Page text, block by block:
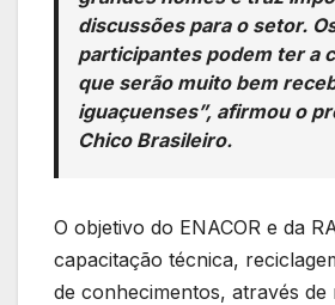
discussões para o setor.
participantes podem ter a
que serão muito bem
iguaçuenses”, afirmou o
Chico Brasileiro.
O objetivo do ENACOR e da
capacitação técnica,
de conhecimentos, através de